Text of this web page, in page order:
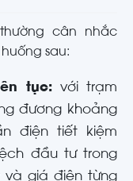
cân nhắc
sau:
tục:với trạm
đương khoảng
điện tiết kiệm
đầu tư trong
và giá điện từng